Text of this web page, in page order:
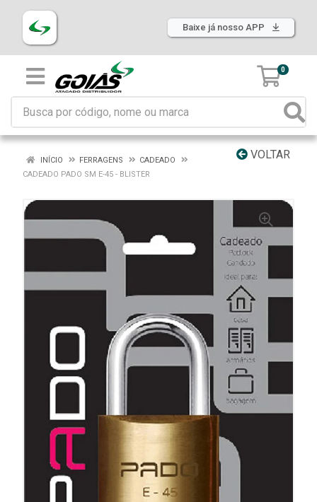
Baixe já nosso APP
0
VOLTAR
INÍCIO FERRAGENS
CADEADO
CADEADO PADO SM E-45 - BLISTER